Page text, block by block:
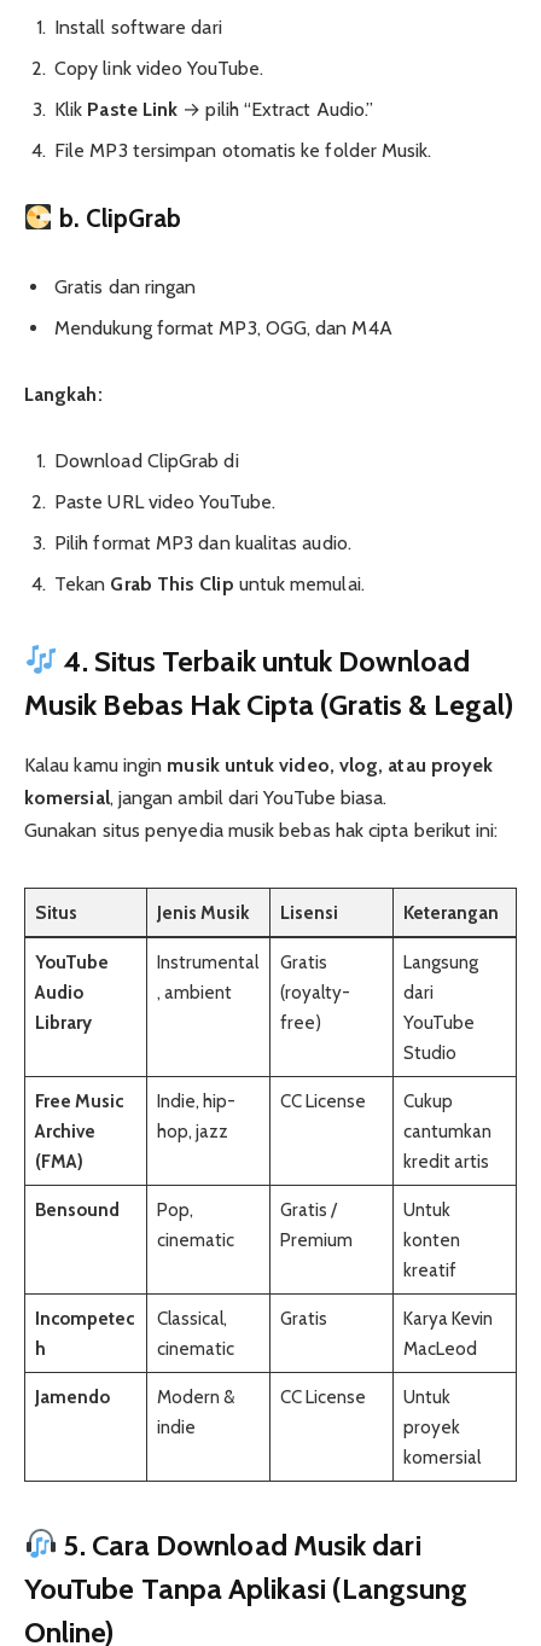
Install software dari
Copy link video YouTube.
Klik Paste Link → pilih “Extract Audio.”
File MP3 tersimpan otomatis ke folder Musik.
b. ClipGrab
Gratis dan ringan
Mendukung format MP3, OGG, dan M4A
Langkah:
Download ClipGrab di
Paste URL video YouTube.
Pilih format MP3 dan kualitas audio.
Tekan Grab This Clip untuk memulai.
4. Situs Terbaik untuk Download
Musik Bebas Hak Cipta (Gratis & Legal)
Kalau kamu ingin musik untuk video, vlog, atau proyek
komersial, jangan ambil dari YouTube biasa.
Gunakan situs penyedia musik bebas hak cipta berikut ini:
Situs Jenis Musik Lisensi Keterangan
YouTube
Audio
Library
Instrumental
, ambient
Gratis
(royalty-
free)
Langsung
dari
YouTube
Studio
Free Music
Archive
(FMA)
Indie, hip-
hop, jazz
CC License
Cukup
cantumkan
kredit artis
Bensound
Pop,
cinematic
Gratis /
Premium
Untuk
konten
kreatif
Incompetec
h
Classical,
cinematic
Gratis
Karya Kevin
MacLeod
Jamendo
Modern &
indie
CC License
Untuk
proyek
komersial
5. Cara Download Musik dari
YouTube Tanpa Aplikasi (Langsung
Online)